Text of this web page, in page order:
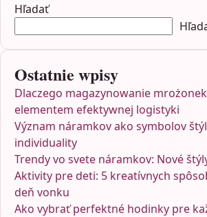
Hľadať
Ostatnie wpisy
Dlaczego magazynowanie
elementem efektywnej logistyki
Význam náramkov ako symbolov
individuality
Trendy vo svete náramkov: Nové
Aktivity pre deti: 5 kreatívnych
deň vonku
Ako vybrať perfektné hodinky pre